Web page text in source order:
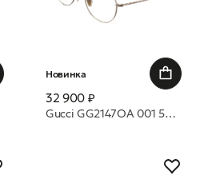
Новинка
32 900 ₽
Gucci GG2147OA 001 54 оправа